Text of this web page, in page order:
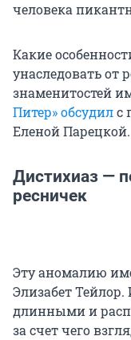
человека
Какие
унаследовать от
знаменитостей
Питер» обсудилс
Еленой Парецкой.
Дистихиаз —
ресничек
Эту аномалию
Элизабет
длинными и
за счет чего